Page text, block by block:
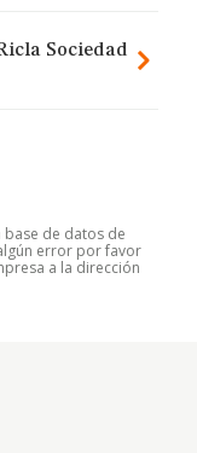
Sociedad
de datos de
algún error por favor
a la dirección